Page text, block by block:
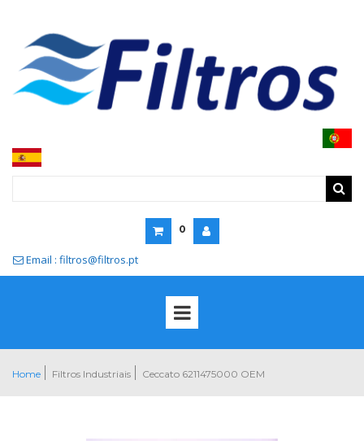
0
 Email : filtros@filtros.pt
Home Filtros Industriais Ceccato 6211475000 OEM